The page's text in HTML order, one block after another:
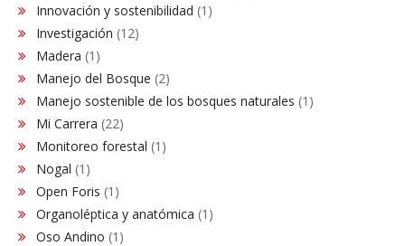
Innovación y sostenibilidad (1)
Investigación (12)
Madera (1)
Manejo del Bosque (2)
Manejo sostenible de los bosques naturales (1)
Mi Carrera (22)
Monitoreo forestal (1)
Nogal (1)
Open Foris (1)
Organoléptica y anatómica (1)
Oso Andino (1)